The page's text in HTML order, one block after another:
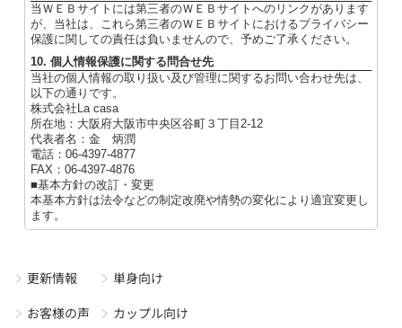
当ＷＥＢサイトには第三者のＷＥＢサイトへのリンクがあります
が、当社は、これら第三者のＷＥＢサイトにおけるプライバシー
保護に関しての責任は負いませんので、予めご了承ください。
10. 個人情報保護に関する問合せ先
当社の個人情報の取り扱い及び管理に関するお問い合わせ先は、
以下の通りです。
株式会社La casa
所在地：大阪府大阪市中央区谷町３丁目2-12
代表者名：金 炳潤
電話：06-4397-4877
FAX：06-4397-4876
■基本方針の改訂・変更
本基本方針は法令などの制定改廃や情勢の変化により適宜変更し
ます。
更新情報
お客様の声
単身向け
カップル向け